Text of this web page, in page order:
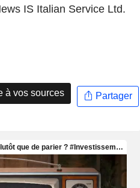
IS Italian Service Ltd.
à vos sources Partager